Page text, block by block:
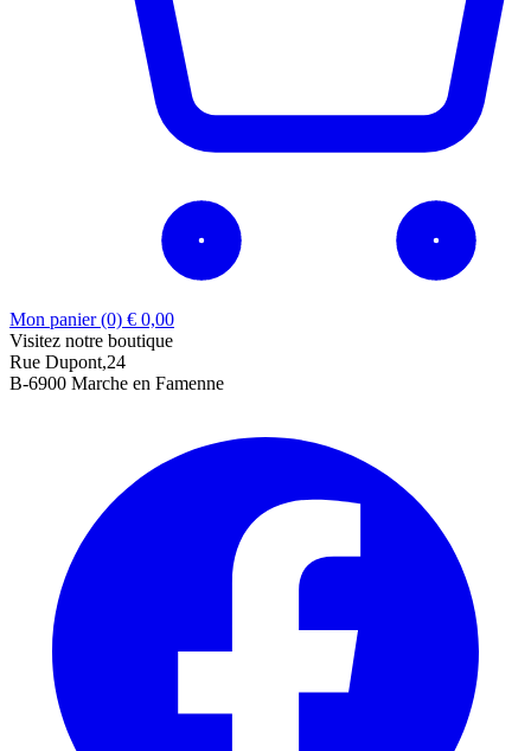
Mon panier (0) € 0,00
Visitez notre boutique
Rue Dupont,24
B-6900 Marche en Famenne